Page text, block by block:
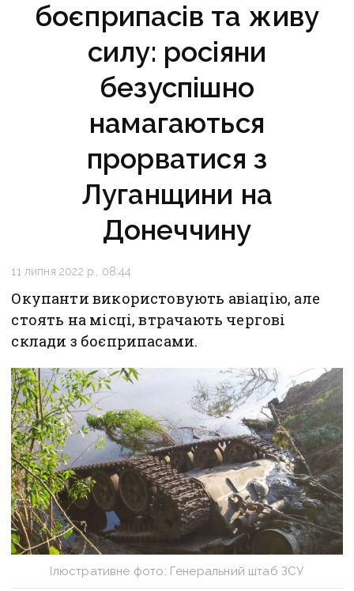
боєприпасів та живу
силу: росіяни
безуспішно
намагаються
прорватися з
Луганщини на
Донеччину
11 липня 2022 р., 08:44
Окупанти використовують авіацію, але
стоять на місці, втрачають чергові
склади з боєприпасами.
Ілюстративне фото: Генеральний штаб ЗСУ